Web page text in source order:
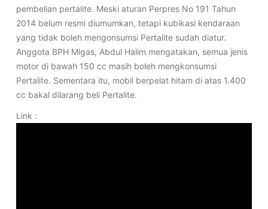
pembelian pertalite. Meski aturan Perpres No 191 Tahun
2014 belum resmi diumumkan, tetapi kubikasi kendaraan
yang tidak boleh mengonsumsi Pertalite sudah diatur.
Anggota BPH Migas, Abdul Halim mengatakan, semua jenis
motor di bawah 150 cc masih boleh mengkonsumsi
Pertalite. Sementara itu, mobil berpelat hitam di atas 1.400
cc bakal dilarang beli Pertalite.
Link :